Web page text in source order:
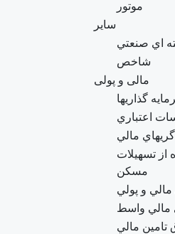
موتور
سایر
اي صنعتي
شاخص
مالی و پولی
گذاريها
اعتباري
مالي
از تسهيلات
مسكن
و پولي
مالي واسط
تامين مالي